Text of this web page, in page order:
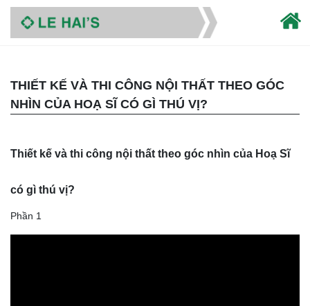
THIẾT KẾ VÀ THI CÔNG NỘI THẤT THEO GÓC
NHÌN CỦA HOẠ SĨ CÓ GÌ THÚ VỊ?
Thiết kế và thi công nội thất theo góc nhìn của Hoạ Sĩ
có gì thú vị?
Phần 1